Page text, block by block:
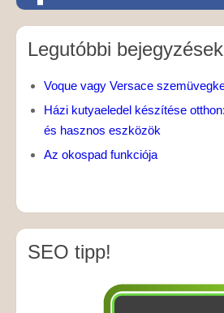
Legutóbbi bejegyzések
Voque vagy Versace
Házi kutyaeledel készítése
és hasznos eszközök
Az okospad funkciója
SEO tipp!